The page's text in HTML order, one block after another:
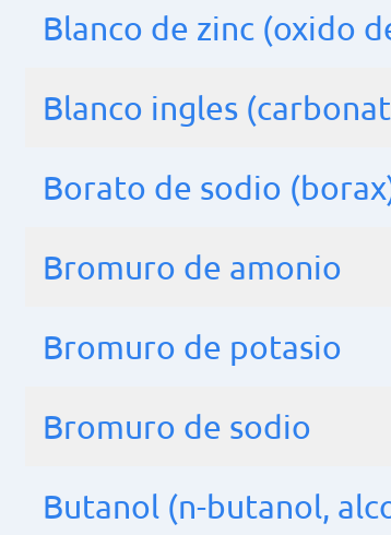
Blanco de zinc (oxido
Blanco ingles
Borato de sodio
Bromuro de amonio
Bromuro de potasio
Bromuro de sodio
Butanol (n-butanol,